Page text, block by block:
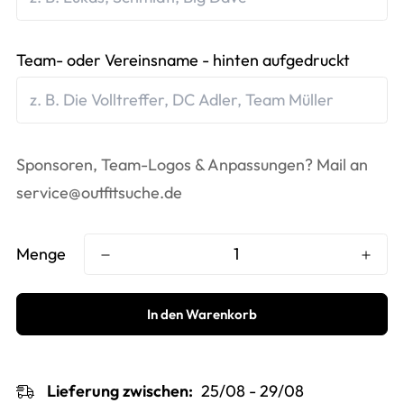
Team- oder Vereinsname - hinten aufgedruckt
Sponsoren, Team-Logos & Anpassungen? Mail an
service@outfitsuche.de
Menge
In den Warenkorb
Lieferung zwischen: 25/08 - 29/08